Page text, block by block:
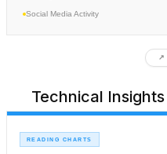
Social Media Activity
↗
Technical
READING CHARTS